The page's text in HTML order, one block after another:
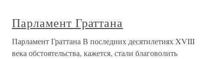
Парламент Граттана
Парламент Граттана В последних десятилетиях XVIII
века обстоятельства, кажется, стали благоволить